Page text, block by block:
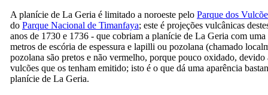
A planície de La Geria é limitado a noroeste pelo Parque dos
do Parque Nacional de Timanfaya; este é projeções vulcânicas
anos de 1730 e 1736 - que cobriam a planície de La Geria com uma
metros de escória de espessura e lapilli ou pozolana (chamado
pozolana são pretos e não vermelho, porque pouco oxidado,
vulcões que os tenham emitido; isto é o que dá uma aparência
planície de La Geria.